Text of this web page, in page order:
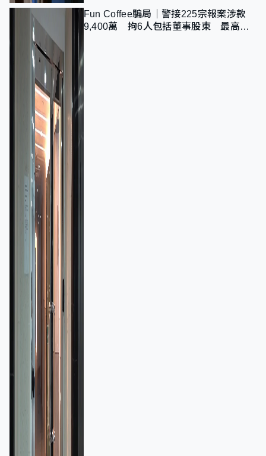
Fun Coffee騙局｜警接225宗報案涉款
9,400萬 拘6人包括董事股東 最高金